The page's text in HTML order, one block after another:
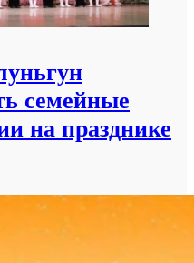
семейные
на празднике